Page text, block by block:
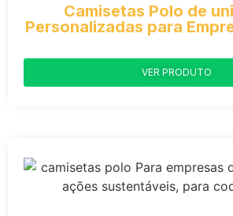
Camisetas Polo de
Personalizadas para
VER PRODUTO